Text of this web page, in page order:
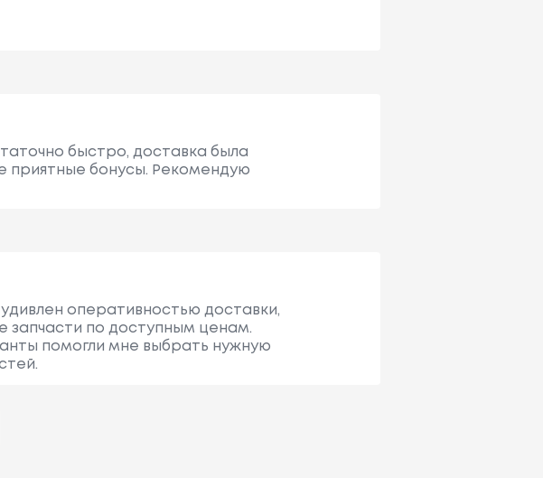
быстро, доставка была
приятные бонусы. Рекомендую
оперативностью доставки,
запчасти по доступным ценам.
помогли мне выбрать нужную